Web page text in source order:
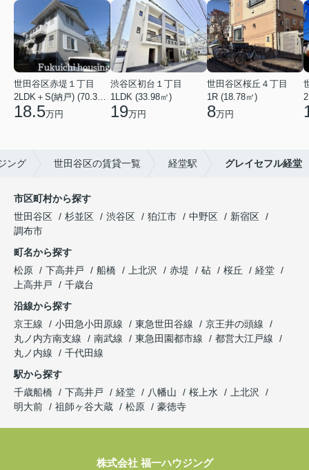
世田谷区赤堤１丁目
2LDK＋S(納戸) (70.38㎡)
18.5万円
渋谷区初台１丁目
1LDK (33.98㎡)
19万円
世田谷区桜丘４丁目
1R (18.78㎡)
8万円
ング 世田谷区の賃貸一覧 経堂駅 グレイセフル経堂
市区町村から探す
世田谷区
杉並区 渋谷区 狛江市 中野区
新宿区
調布市
町名から探す
松原
下高井戸 船橋 上北沢 赤堤 砧 桜丘
経堂
上高井戸
千歳台
沿線から探す
京王線
小田急小田原線 東急世田谷線
京王井の頭線
丸ノ内方南支線
南武線 東急田園都市線
都営大江戸線
丸ノ内線
千代田線
駅から探す
千歳船橋
下高井戸 経堂 八幡山 桜上水
上北沢
明大前
祖師ヶ谷大蔵 松原 豪徳寺
株式会社 福一ハウジング